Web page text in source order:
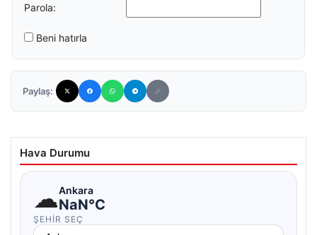
Parola:
Beni hatırla
Paylaş:
Hava Durumu
☁Ankara
NaN°C
ŞEHIR SEÇ